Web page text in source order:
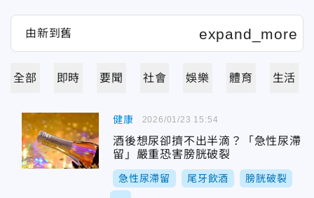
全部 即時 要聞 社會 娛樂 體育 生活
健康
酒後想尿卻擠不出半滴？「急性尿滯
留」嚴重恐害膀胱破裂
急性尿滯留 尾牙飲酒 膀胱破裂
2026/01/23 15:54